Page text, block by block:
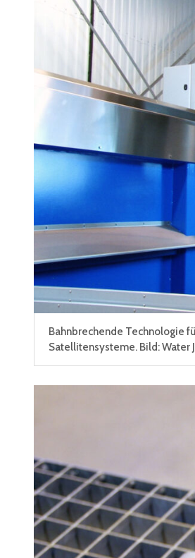
Bahnbrechende Technologie
Satellitensysteme. Bild: Water